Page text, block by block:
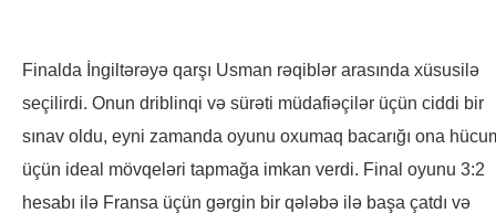
Finalda İngiltərəyə qarşı Usman rəqiblər arasında xüsusilə
seçilirdi. Onun driblinqi və sürəti müdafiəçilər üçün ciddi bir
sınav oldu, eyni zamanda oyunu oxumaq bacarığı ona
üçün ideal mövqeləri tapmağa imkan verdi. Final oyunu 3:2
hesabı ilə Fransa üçün gərgin bir qələbə ilə başa çatdı və